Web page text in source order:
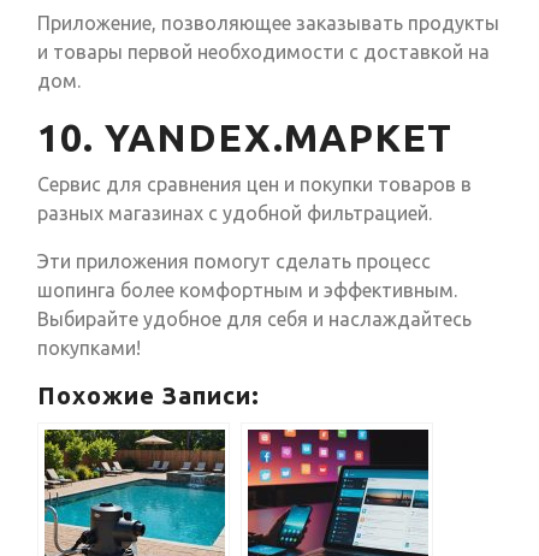
Приложение, позволяющее заказывать продукты
и товары первой необходимости с доставкой на
дом.
10. YANDEX.МАРКЕТ
Сервис для сравнения цен и покупки товаров в
разных магазинах с удобной фильтрацией.
Эти приложения помогут сделать процесс
шопинга более комфортным и эффективным.
Выбирайте удобное для себя и наслаждайтесь
покупками!
Похожие Записи: